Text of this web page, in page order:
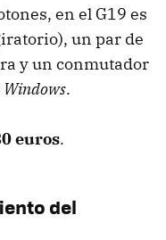
en el G19 es
un par de
y un conmutador
Windows.
euros.
del